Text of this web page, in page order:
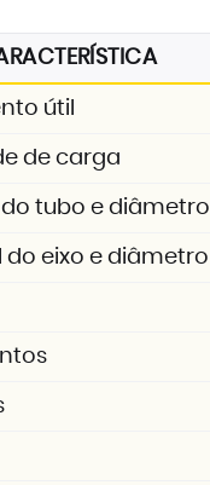
útil
de carga
do tubo e diâmetro
do eixo e diâmetro